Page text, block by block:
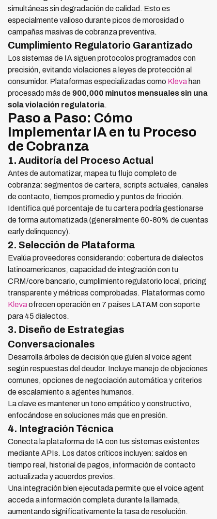
simultáneas sin degradación de calidad. Esto es
especialmente valioso durante picos de morosidad o
campañas masivas de cobranza preventiva.
Cumplimiento Regulatorio Garantizado
Los sistemas de IA siguen protocolos programados con
precisión, evitando violaciones a leyes de protección al
consumidor. Plataformas especializadas como Kleva han
procesado más de 900,000 minutos mensuales sin una
sola violación regulatoria.
Paso a Paso: Cómo
Implementar IA en tu Proceso
de Cobranza
1. Auditoría del Proceso Actual
Antes de automatizar, mapea tu flujo completo de
cobranza: segmentos de cartera, scripts actuales, canales
de contacto, tiempos promedio y puntos de fricción.
Identifica qué porcentaje de tu cartera podría gestionarse
de forma automatizada (generalmente 60-80% de cuentas
early delinquency).
2. Selección de Plataforma
Evalúa proveedores considerando: cobertura de dialectos
latinoamericanos, capacidad de integración con tu
CRM/core bancario, cumplimiento regulatorio local, pricing
transparente y métricas comprobadas. Plataformas como
Klevaofrecen operación en 7 países LATAM con soporte
para 45 dialectos.
3. Diseño de Estrategias
Conversacionales
Desarrolla árboles de decisión que guíen al voice agent
según respuestas del deudor. Incluye manejo de objeciones
comunes, opciones de negociación automática y criterios
de escalamiento a agentes humanos.
La clave es mantener un tono empático y constructivo,
enfocándose en soluciones más que en presión.
4. Integración Técnica
Conecta la plataforma de IA con tus sistemas existentes
mediante APIs. Los datos críticos incluyen: saldos en
tiempo real, historial de pagos, información de contacto
actualizada y acuerdos previos.
Una integración bien ejecutada permite que el voice agent
acceda a información completa durante la llamada,
aumentando significativamente la tasa de resolución.